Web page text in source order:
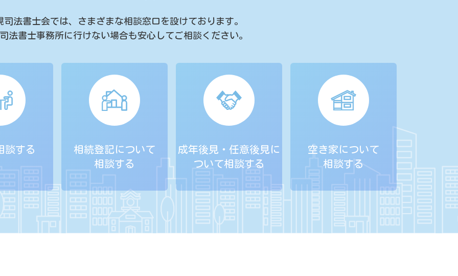
司法書士会では、
さまざまな相談窓口を設けております。
法書士事務所に行けない場合も安心してご相談ください。
談する
相続登記について
相談する
成年後見・任意後見に
ついて相談する
空き家について
相談する